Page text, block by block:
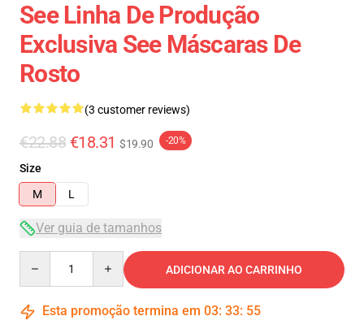
See Linha De Produção
Exclusiva See Máscaras De
Rosto
(3 customer reviews)
€22.88 €18.31 $19.90 -20%
Size
M
L
Ver guia de tamanhos
ADICIONAR AO CARRINHO
Esta promoção termina em 03: 33: 54